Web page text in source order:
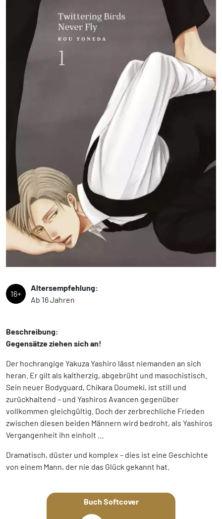
16+
Altersempfehlung:
Ab 16 Jahren
Beschreibung:
Gegensätze ziehen sich an!
Der hochrangige Yakuza Yashiro lässt niemanden an sich
heran. Er gilt als kaltherzig, abgebrüht und masochistisch.
Sein neuer Bodyguard, Chikara Doumeki, ist still und
zurückhaltend – und Yashiros Avancen gegenüber
vollkommen gleichgültig. Doch der zerbrechliche Frieden
zwischen diesen beiden Männern wird bedroht, als Yashiros
Vergangenheit ihn einholt …
Dramatisch, düster und komplex – dies ist eine Geschichte
von einem Mann, der nie das Glück gekannt hat.
Buch Softcover